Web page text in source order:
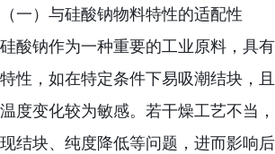
（一）与硅酸钠物料特性的适配性
硅酸钠作为一种重要的工业原料，具
特性，如在特定条件下易吸潮结块，
温度变化较为敏感。若干燥工艺不当
现结块、纯度降低等问题，进而影响